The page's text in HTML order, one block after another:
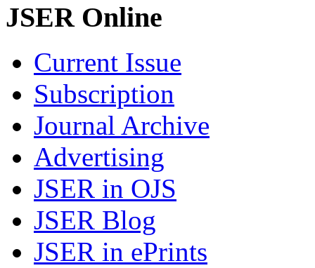
JSER Online
Current Issue
Subscription
Journal Archive
Advertising
JSER in OJS
JSER Blog
JSER in ePrints